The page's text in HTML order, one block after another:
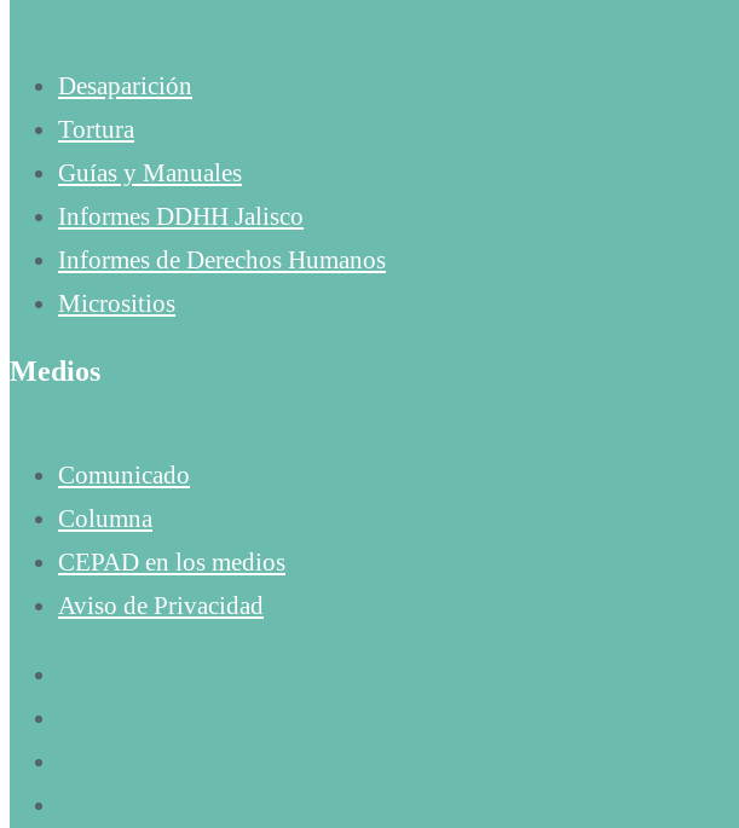
Desaparición
Tortura
Guías y Manuales
Informes DDHH Jalisco
Informes de Derechos Humanos
Micrositios
Medios
Comunicado
Columna
CEPAD en los medios
Aviso de Privacidad